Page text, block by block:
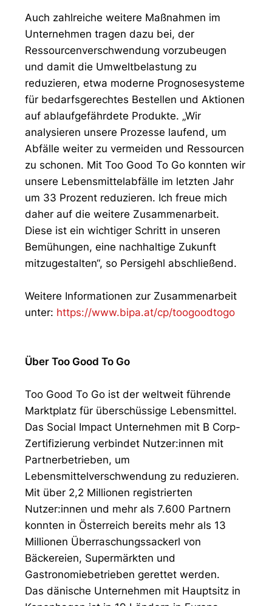
Auch zahlreiche weitere Maßnahmen im
Unternehmen tragen dazu bei, der
Ressourcenverschwendung vorzubeugen
und damit die Umweltbelastung zu
reduzieren, etwa moderne Prognosesysteme
für bedarfsgerechtes Bestellen und Aktionen
auf ablaufgefährdete Produkte. „Wir
analysieren unsere Prozesse laufend, um
Abfälle weiter zu vermeiden und Ressourcen
zu schonen. Mit Too Good To Go konnten wir
unsere Lebensmittelabfälle im letzten Jahr
um 33 Prozent reduzieren. Ich freue mich
daher auf die weitere Zusammenarbeit.
Diese ist ein wichtiger Schritt in unseren
Bemühungen, eine nachhaltige Zukunft
mitzugestalten“, so Persigehl abschließend.
Weitere Informationen zur Zusammenarbeit
unter: https://www.bipa.at/cp/toogoodtogo
Über Too Good To Go
Too Good To Go ist der weltweit führende
Marktplatz für überschüssige Lebensmittel.
Das Social Impact Unternehmen mit B Corp-
Zertifizierung verbindet Nutzer:innen mit
Partnerbetrieben, um
Lebensmittelverschwendung zu reduzieren.
Mit über 2,2 Millionen registrierten
Nutzer:innen und mehr als 7.600 Partnern
konnten in Österreich bereits mehr als 13
Millionen Überraschungssackerl von
Bäckereien, Supermärkten und
Gastronomiebetrieben gerettet werden.
Das dänische Unternehmen mit Hauptsitz in